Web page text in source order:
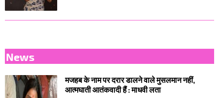
News
मजहब के नाम पर दरार डालने वाले मुसलमान नहीं,
आत्मघाती आतंकवादी हैं : माधवी लता